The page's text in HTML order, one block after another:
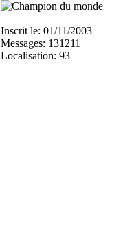
Inscrit le: 01/11/2003
Messages: 131211
Localisation: 93